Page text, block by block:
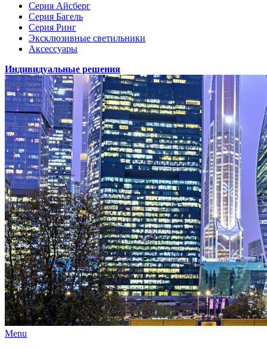
Серия Айсберг
Серия Багель
Серия Ринг
Эксклюзивные светильники
Аксессуары
Индивидуальные решения
Menu